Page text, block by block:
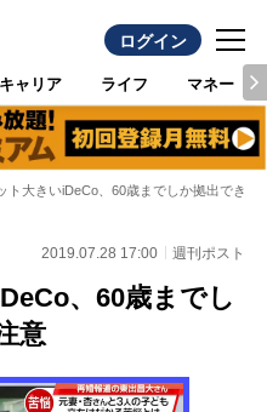
ログイン
キャリア ライフ マネー
ト大きいiDeCo、60歳までしか拠出できな
2019.07.28 17:00 週刊ポスト
、60歳までし
意